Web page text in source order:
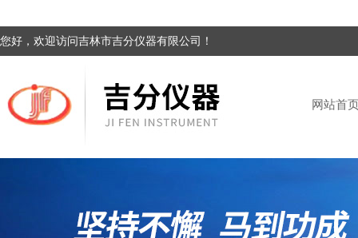
您好，欢迎访问吉林市吉分仪器有限公司！
网站首